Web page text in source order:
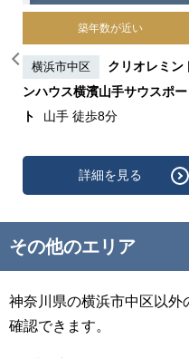
築年数が近い
横浜市中区
クリオレミン
ンハウス横濱山手サウスポー
ト
山手 徒歩8分
詳細を見る
その他のエリア
神奈川県の横浜市中区以
確認できます。